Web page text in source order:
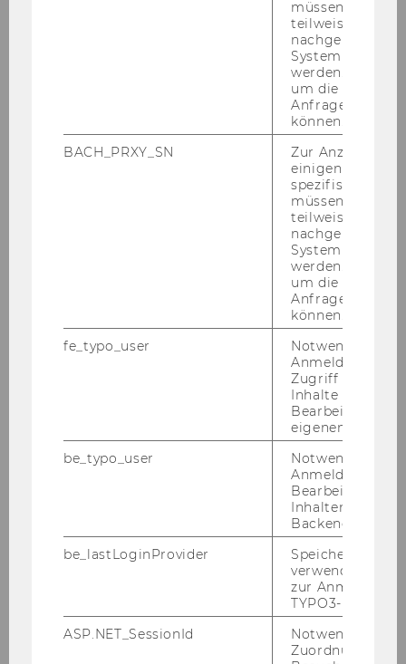
Ko­ope­ra­tio­nen & Spon­so­
Sie in­ter­es­sie­ren sich für Kooperations-​
und Spon­so­ring­mög­lich­kei­ten der WU?
In­for­ma­tio­nen zu Raum­spon­so­ring, För­
de­rung von For­schung und Lehre sowie
Ko­ope­ra­tio­nen mit WU Or­ga­ni­sa­tio­nen
fin­den Sie hier.
müssen
teilweise von
nachgelagerten
System
werden.
um die Antwort
Anfrage
können.
BACH_PRXY_SN
Zur Anzeige von
einigen WU-
spezifischen
müssen
teilweise von
nachgelagerten
System
werden.
um die Antwort
Anfrage
können.
fe_typo_user
Notwendig für
Anmeldung und
Zugriff auf
Inhalte oder zur
Bearbeitung des
eigenen Profils.
be_typo_user
Notwendig für
Anmeldung und
Bearbeitung von
Inhalten im
Backend.
be_lastLoginProvider
Speichert die
verwendete
zur Anmeldung
TYPO3-Backend.
ASP.NET_SessionId
Notwendig, um
Zuordnung von